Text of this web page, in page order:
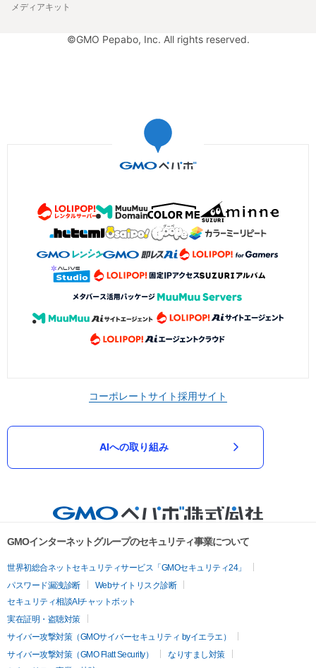
メディアキット
©GMO Pepabo, Inc. All rights reserved.
コーポレートサイト採用サイト
AIへの取り組み
GMOインターネットグループのセキュリティ事業について
世界初総合ネットセキュリティサービス「GMOセキュリティ24」
パスワード漏洩診断
Webサイトリスク診断
セキュリティ相談AIチャットボット
実在証明・盗聴対策
サイバー攻撃対策（GMOサイバーセキュリティ byイエラエ）
サイバー攻撃対策（GMO Flatt Security）
なりすまし対策